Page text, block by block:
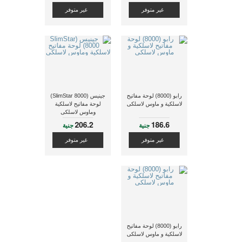
غير متوفر غير متوفر
رابو (8000) لوحة مفاتيح
لاسلكية و ماوس لاسلكى
186.6 جنية
غير متوفر
جينيس (SlimStar 8000)
لوحة مفاتيح لاسلكية
وماوس لاسلكى
206.2جنية
غير متوفر
رابو (8000) لوحة مفاتيح
لاسلكية و ماوس لاسلكى